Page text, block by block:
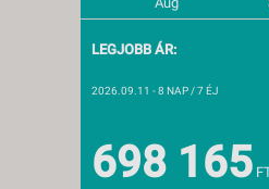
LEGJOBB ÁR:
2026.09.11 - 8 NAP / 7 ÉJ
698 165